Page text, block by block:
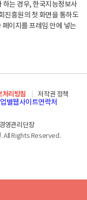
는 경우, 한국지능정보사
진흥원의 첫 화면을 통하도
이지를 프레임 안에 넣는
처리방침
저작권 정책
별웹사이트연락처
영관리단장
All Rights Reserved.